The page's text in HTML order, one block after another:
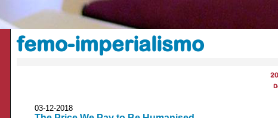
femo-imperialismo
03-12-2018